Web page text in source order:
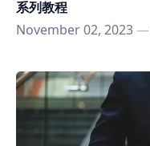
系列教程
November 02, 2023—